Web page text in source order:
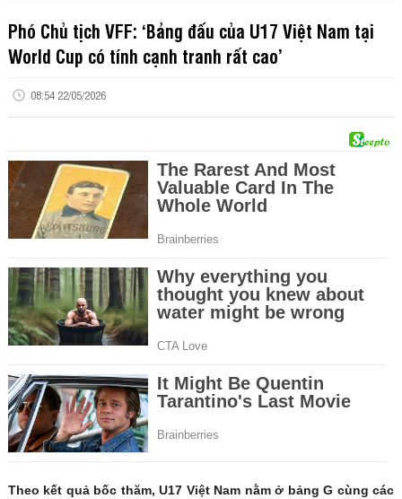
Phó Chủ tịch VFF: ‘Bảng đấu của U17 Việt Nam tại
World Cup có tính cạnh tranh rất cao’
08:54 22/05/2026
Theo kết quả bốc thăm, U17 Việt Nam nằm ở bảng G cùng các